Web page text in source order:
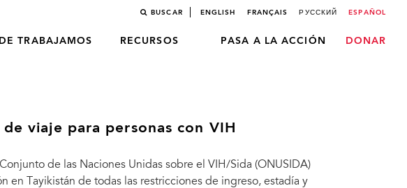
BUSCAR ENGLISH FRANÇAIS РУССКИЙ ESPAÑOL
TRABAJAMOS RECURSOS PASA A LA ACCIÓN DONAR
viaje para personas con VIH
de las Naciones Unidas sobre el VIH/Sida (ONUSIDA)
en Tayikistán de todas las restricciones de ingreso, estadía y